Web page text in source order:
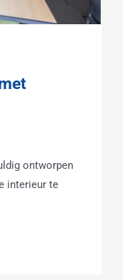
ontworpen
interieur te